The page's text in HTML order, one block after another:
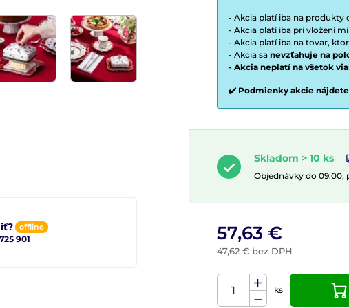
offline
901
- Akcia platí iba na produkty
- Akcia platí iba pri vložení
- Akcia platí iba na tovar,
- Akcia sa nevzťahuje na
- Akcia neplatí na všetok
✔️ Podmienky akcie nájdete
Skladom > 10 ks
Objednávky do 09:00,
57,63 €
47,62 € bez DPH
ks